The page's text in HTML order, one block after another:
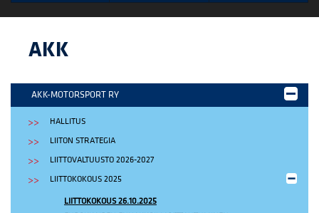
AKK
AKK-MOTORSPORT RY
HALLITUS
LIITON STRATEGIA
LIITTOVALTUUSTO 2026-2027
LIITTOKOKOUS 2025
LIITTOKOKOUS 26.10.2025